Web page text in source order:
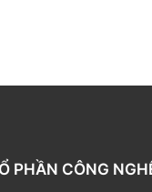
PHẦN CÔNG